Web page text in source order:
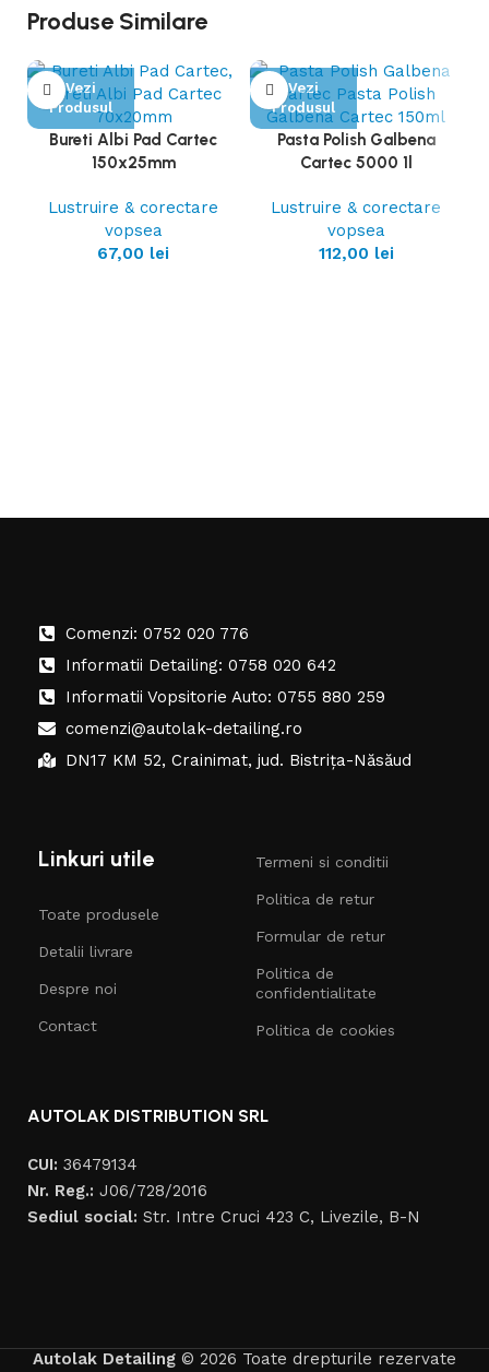
Produse Similare
Vezi
Produsul
Bureti Albi Pad Cartec
150x25mm
Lustruire & corectare
vopsea
67,00 lei
Vezi
Produsul
Pasta Polish Galbena
Cartec 5000 1l
Lustruire & corectare
vopsea
112,00 lei
Comenzi: 0752 020 776
Informatii Detailing: 0758 020 642
Informatii Vopsitorie Auto: 0755 880 259
comenzi@autolak-detailing.ro
DN17 KM 52, Crainimat, jud. Bistrița-Năsăud
Linkuri utile
Toate produsele
Detalii livrare
Despre noi
Contact
Termeni si conditii
Politica de retur
Formular de retur
Politica de
confidentialitate
Politica de cookies
AUTOLAK DISTRIBUTION SRL
CUI: 36479134
Nr. Reg.: J06/728/2016
Sediul social: Str. Intre Cruci 423 C, Livezile, B-N
Autolak Detailing © 2026 Toate drepturile rezervate